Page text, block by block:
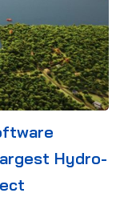
Hydro-